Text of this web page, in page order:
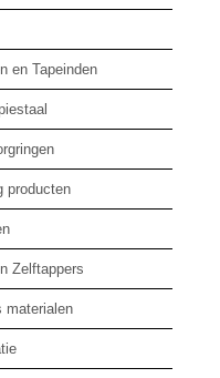
en Tapeinden
producten
Zelftappers
materialen